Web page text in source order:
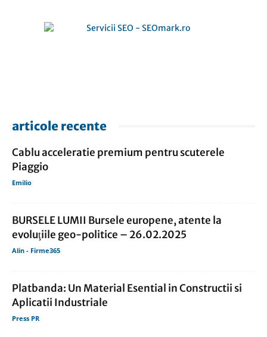
articole recente
Cablu acceleratie premium pentru scuterele
Piaggio
Emilio
BURSELE LUMII Bursele europene, atente la
evoluţiile geo-politice – 26.02.2025
Alin - Firme365
Platbanda: Un Material Esential in Constructii si
Aplicatii Industriale
Press PR